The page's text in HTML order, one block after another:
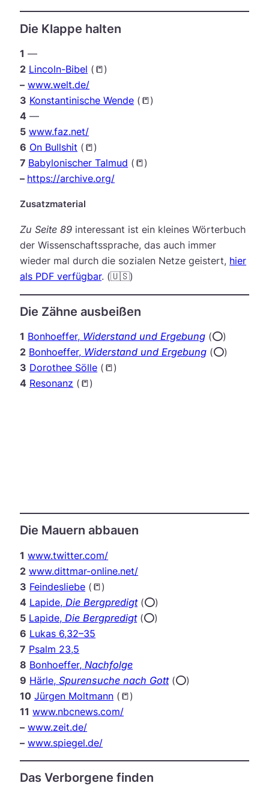
Die Klappe halten
1 —
2 Lincoln-Bibel (📒)
– www.welt.de/
3 Konstantinische Wende (📒)
4 —
5 www.faz.net/
6 On Bullshit (📒)
7 Babylonischer Talmud (📒)
– https://archive.org/
Zusatzmaterial
Zu Seite 89 interessant ist ein kleines Wörterbuch
der Wissenschaftssprache, das auch immer
wieder mal durch die sozialen Netze geistert, hier
als PDF verfügbar. (🇺🇸)
Die Zähne ausbeißen
1 Bonhoeffer, Widerstand und Ergebung (⭕️)
2 Bonhoeffer, Widerstand und Ergebung (⭕️)
3 Dorothee Sölle (📒)
4 Resonanz (📒)
Die Mauern abbauen
1 www.twitter.com/
2 www.dittmar-online.net/
3 Feindesliebe (📒)
4 Lapide, Die Bergpredigt(⭕️)
5 Lapide, Die Bergpredigt(⭕️)
6 Lukas 6,32–35
7 Psalm 23,5
8 Bonhoeffer, Nachfolge
9 Härle,Spurensuche nach Gott(⭕️)
10 Jürgen Moltmann (📒)
11 www.nbcnews.com/
– www.zeit.de/
– www.spiegel.de/
Das Verborgene finden